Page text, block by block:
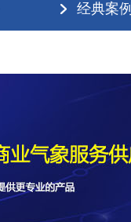
经典案例